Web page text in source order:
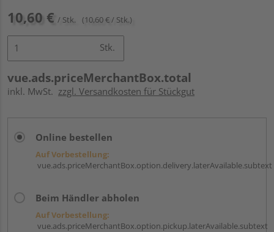
10,60 € / Stk. (10,60 € / Stk.)
Stk.
vue.ads.priceMerchantBox.total
inkl. MwSt. zzgl. Versandkosten für Stückgut
Online bestellen
Auf Vorbestellung:
vue.ads.priceMerchantBox.option.delivery.laterAvailable.subtext
Beim Händler abholen
Auf Vorbestellung:
vue.ads.priceMerchantBox.option.pickup.laterAvailable.subtext